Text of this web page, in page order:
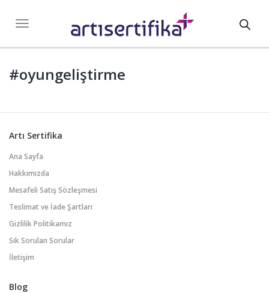
Toggle
#oyungeliştirme
Artı Sertifika
Ana Sayfa
Hakkımızda
Mesafeli Satış Sözleşmesi
Teslimat ve İade Şartları
Gizlilik Politikamız
Sık Sorulan Sorular
İletişim
Blog